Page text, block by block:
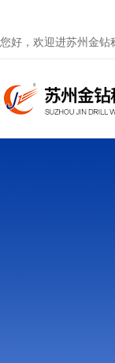
您好，欢迎进苏州金钻